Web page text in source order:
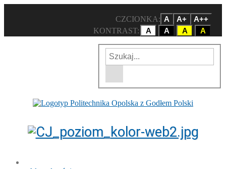
CZCIONKA: A A+
A++
KONTRAST:
A A A A
Wyszukiwarka w witrynie
Wpisz szukaną frazę